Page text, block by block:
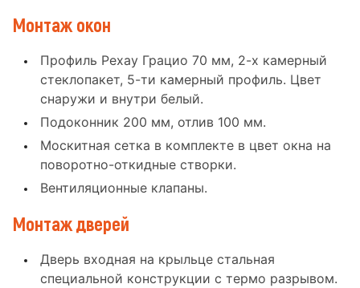
Монтаж окон
Профиль Рехау Грацио 70 мм, 2-х камерный
стеклопакет, 5-ти камерный профиль. Цвет
снаружи и внутри белый.
Подоконник 200 мм, отлив 100 мм.
Москитная сетка в комплекте в цвет окна на
поворотно-откидные створки.
Вентиляционные клапаны.
Монтаж дверей
Дверь входная на крыльце стальная
специальной конструкции с термо разрывом.